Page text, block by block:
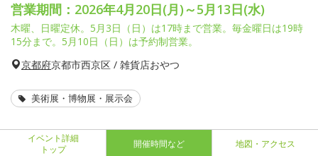
営業期間：2026年4月20日(月)～5月13日(水)
木曜、日曜定休。5月3日（日）は17時まで営業。毎金曜日は19時
15分まで。5月10日（日）は予約制営業。
京都府京都市西京区 / 雑貨店おやつ
美術展・博物展・展示会
イベント詳細
トップ
開催時間など 地図・アクセス